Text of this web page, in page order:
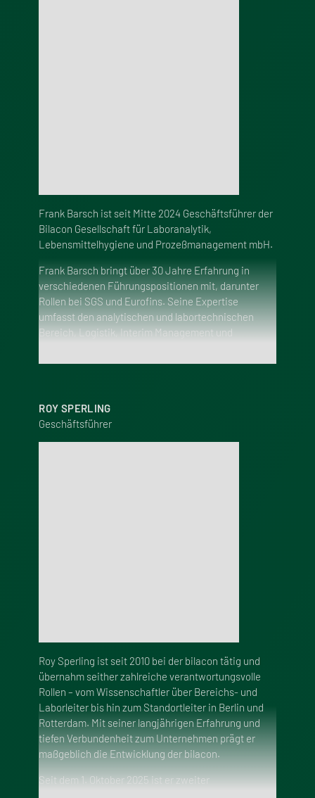
Frank Barsch ist seit Mitte 2024 Geschäftsführer der
Bilacon Gesellschaft für Laboranalytik,
Lebensmittelhygiene und Prozeßmanagement mbH.
Frank Barsch bringt über 30 Jahre Erfahrung in
verschiedenen Führungspositionen mit, darunter
Rollen bei SGS und Eurofins. Seine Expertise
umfasst den analytischen und labortechnischen
Bereich, Logistik, Interim Management und
Wettbewerbsfähigkeit zu fördern, neue
Geschäftsmöglichkeiten zu identifizieren, in neue
ROY SPERLING
Geschäftsführer
Roy Sperling ist seit 2010 bei der bilacon tätig und
übernahm seither zahlreiche verantwortungsvolle
Rollen – vom Wissenschaftler über Bereichs- und
Laborleiter bis hin zum Standortleiter in Berlin und
Rotterdam. Mit seiner langjährigen Erfahrung und
tiefen Verbundenheit zum Unternehmen prägt er
maßgeblich die Entwicklung der bilacon.
Seit dem 1. Oktober 2025 ist er zweiter